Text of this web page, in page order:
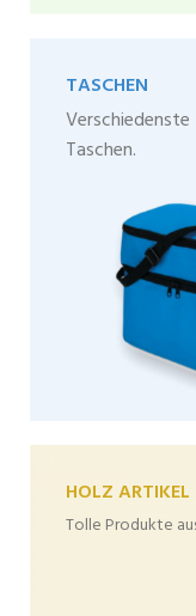
TASCHEN
Verschiedenste
Taschen.
HOLZ ARTIKEL
Tolle Produkte